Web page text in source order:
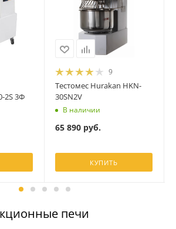
2S 3Ф
9
Тестомес Hurakan HKN-
30SN2V
В наличии
65 890руб.
КУПИТЬ
печи